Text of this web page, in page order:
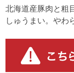
北海道産豚肉と粗
しゅうまい。やわ